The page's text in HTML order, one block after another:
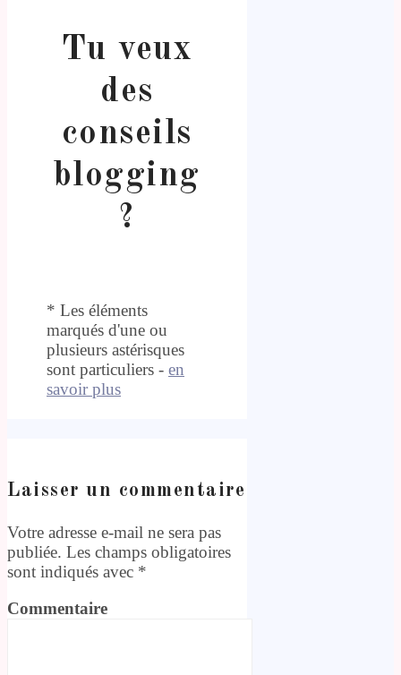
Tu veux
des
conseils
blogging
?
* Les éléments
marqués d'une ou
plusieurs astérisques
sont particuliers - en
savoir plus
Laisser un commentaire
Votre adresse e-mail ne sera pas
publiée. Les champs obligatoires
sont indiqués avec *
Commentaire